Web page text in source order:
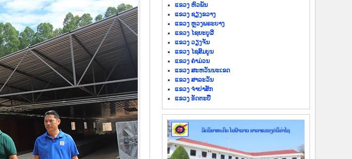
ແຂວງ ຫົວພັນ
ແຂວງ ຊຽງຂວາງ
ແຂວງ ຫຼວງພຣະບາງ
ແຂວງ ໄຊຍະບູລີ
ແຂວງ ວຽງຈັນ
ແຂວງ ໄຊສົມບູນ
ແຂວງ ຄຳມ່ວນ
ແຂວງ ສະຫວັນນະເຂດ
ແຂວງ ສາລະວັນ
ແຂວງ ຈຳປາສັກ
ແຂວງ ອັດຕະປື